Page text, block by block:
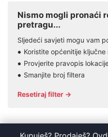
Nismo mogli pronaći
pretragu...
Sljedeći savjeti mogu vam
Koristite općenitije ključne
Provjerite pravopis
Smanjite broj filtera
Resetiraj filter →